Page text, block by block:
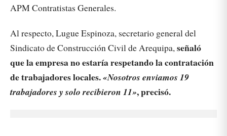
APM Contratistas Generales.
Al respecto, Lugue Espinoza, secretario general del
Sindicato de Construcción Civil de Arequipa,señaló
que la empresa no estaría respetando la contratación
de trabajadores locales.«Nosotros enviamos 19
trabajadores y solo recibieron 11», precisó.